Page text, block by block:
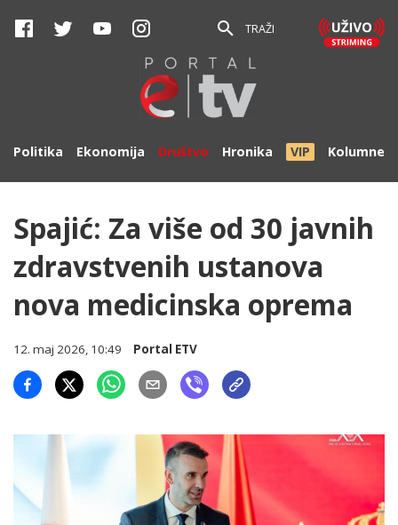
TRAŽI
Politika Ekonomija Društvo Hronika VIP Kolumne
Spajić: Za više od 30 javnih
zdravstvenih ustanova
nova medicinska oprema
12. maj 2026, 10:49 Portal ETV